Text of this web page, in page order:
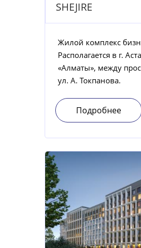
SHEJIRE
Жилой комплекс
Располагается в г.
«Алматы», между
ул. А. Токпанова.
Подробнее